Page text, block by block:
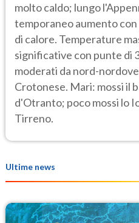
molto caldo; lungo
temporaneo aumento
di calore. Temperature
significative con punte di
moderati da nord-
Crotonese. Mari: mossi il
d'Otranto; poco mossi lo
Tirreno.
Ultime news